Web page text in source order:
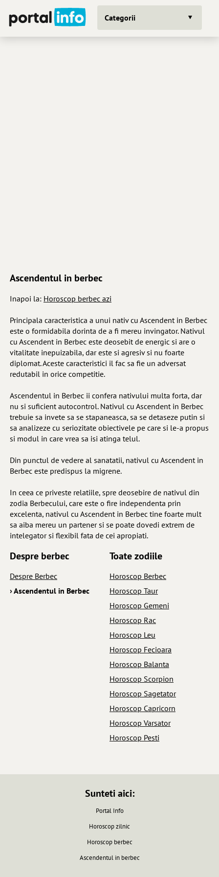
Categorii
Ascendentul in berbec
Inapoi la: Horoscop berbec azi
Principala caracteristica a unui nativ cu Ascendent in Berbec
este o formidabila dorinta de a fi mereu invingator. Nativul
cu Ascendent in Berbec este deosebit de energic si are o
vitalitate inepuizabila, dar este si agresiv si nu foarte
diplomat. Aceste caracteristici il fac sa fie un adversat
redutabil in orice competitie.
Ascendentul in Berbec ii confera nativului multa forta, dar
nu si suficient autocontrol. Nativul cu Ascendent in Berbec
trebuie sa invete sa se stapaneasca, sa se detaseze putin si
sa analizeze cu seriozitate obiectivele pe care si le-a propus
si modul in care vrea sa isi atinga telul.
Din punctul de vedere al sanatatii, nativul cu Ascendent in
Berbec este predispus la migrene.
In ceea ce priveste relatiile, spre deosebire de nativul din
zodia Berbecului, care este o fire independenta prin
excelenta, nativul cu Ascendent in Berbec tine foarte mult
sa aiba mereu un partener si se poate dovedi extrem de
intelegator si flexibil fata de cei apropiati.
Despre berbec
Despre Berbec
› Ascendentul in Berbec
Toate zodiile
Horoscop Berbec
Horoscop Taur
Horoscop Gemeni
Horoscop Rac
Horoscop Leu
Horoscop Fecioara
Horoscop Balanta
Horoscop Scorpion
Horoscop Sagetator
Horoscop Capricorn
Horoscop Varsator
Horoscop Pesti
Sunteti aici:
Portal Info
Horoscop zilnic
Horoscop berbec
Ascendentul in berbec